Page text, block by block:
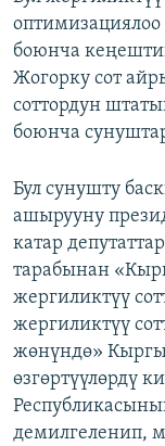
боюнча
Жогорку сот
соттордун
боюнча
Бул сунушту
ашырууну
катар
тарабынан
жергиликтүү
жергиликтүү
жөнүндө»
өзгөртүүлөрдү
демилгеленип,